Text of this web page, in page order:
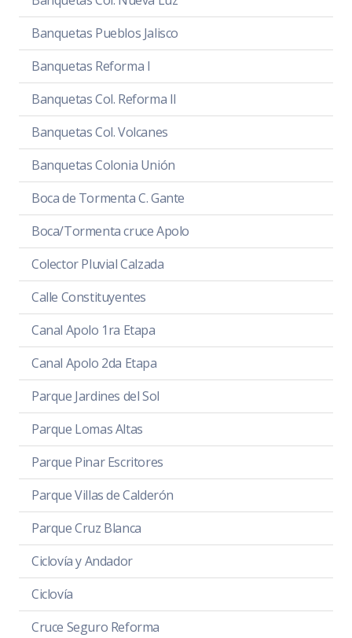
Banquetas Pueblos Jalisco
Banquetas Reforma I
Banquetas Col. Reforma II
Banquetas Col. Volcanes
Banquetas Colonia Unión
Boca de Tormenta C. Gante
Boca/Tormenta cruce Apolo
Colector Pluvial Calzada
Calle Constituyentes
Canal Apolo 1ra Etapa
Canal Apolo 2da Etapa
Parque Jardines del Sol
Parque Lomas Altas
Parque Pinar Escritores
Parque Villas de Calderón
Parque Cruz Blanca
Ciclovía y Andador
Ciclovía
Cruce Seguro Reforma